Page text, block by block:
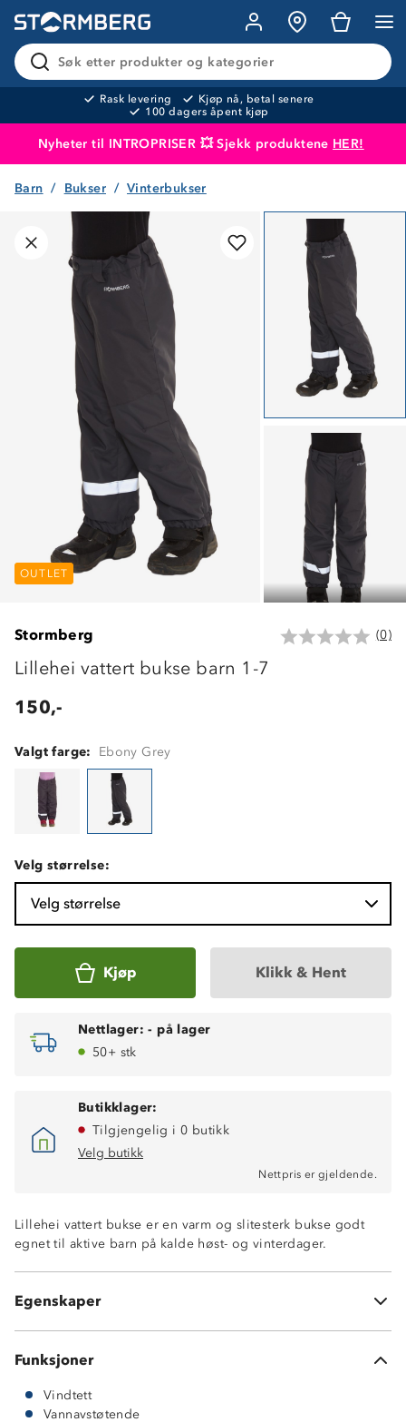
Søk etter produkter og kategorier
Rask levering
Kjøp nå, betal senere
100 dagers åpent kjøp
Nyheter til INTROPRISER 💥 Sjekk produktene HER!
Produktet er lagt i handlekurven
Barn Bukser Vinterbukser
OUTLET OUTLET
OUTLET
Stormberg (0)
Lillehei vattert bukse barn 1-7
150,-
Valgt farge: Ebony Grey
Velg størrelse:
Velg størrelse
Kjøp Klikk & Hent
Nettlager: - på lager
50+ stk
Butikklager:
Tilgjengelig i 0 butikk
Velg butikk
Nettpris er gjeldende.
Lillehei vattert bukse er en varm og slitesterk bukse godt
egnet til aktive barn på kalde høst- og vinterdager.
Egenskaper
Kraftig vannavstøtende
Refleksbånd nederst i beinene
Justerbar løsning i livet på innsiden av buksen
Funksjoner
Vindtett
Vannavstøtende